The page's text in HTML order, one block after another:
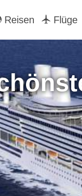
Reisen Flüge